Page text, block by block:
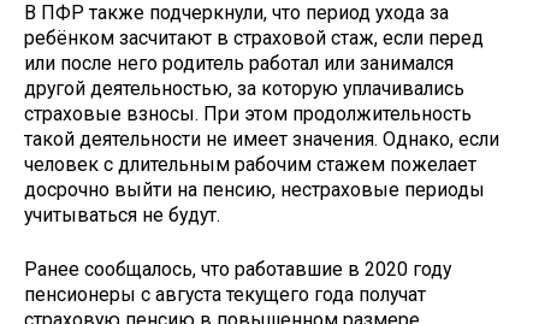
В ПФР также подчеркнули, что период ухода за
ребёнком засчитают в страховой стаж, если перед
или после него родитель работал или занимался
другой деятельностью, за которую уплачивались
страховые взносы. При этом продолжительность
такой деятельности не имеет значения. Однако, если
человек с длительным рабочим стажем пожелает
досрочно выйти на пенсию, нестраховые периоды
учитываться не будут.
Ранее сообщалось, что работавшие в 2020 году
пенсионеры с августа текущего года получат